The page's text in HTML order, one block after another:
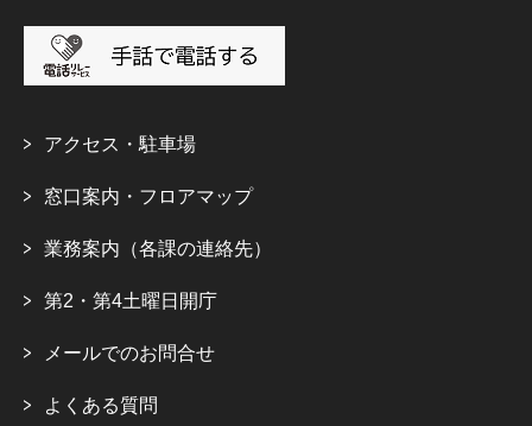
アクセス・駐車場
窓口案内・フロアマップ
業務案内（各課の連絡先）
第2・第4土曜日開庁
メールでのお問合せ
よくある質問